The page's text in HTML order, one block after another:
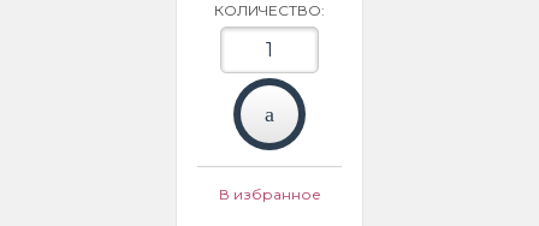
КОЛИЧЕСТВО:
В избранное